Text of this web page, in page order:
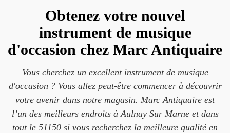
Obtenez votre nouvel
instrument de musique
d'occasion chez Marc Antiquaire
Vous cherchez un excellent instrument de musique
d'occasion ? Vous allez peut-être commencer à découvrir
votre avenir dans notre magasin. Marc Antiquaire est
l’un des meilleurs endroits à Aulnay Sur Marne et dans
tout le 51150 si vous recherchez la meilleure qualité en